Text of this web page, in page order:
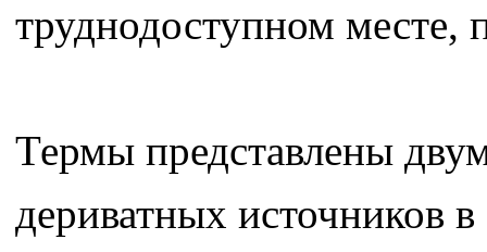
труднодоступном месте,
Термы представлены
дериватных источников